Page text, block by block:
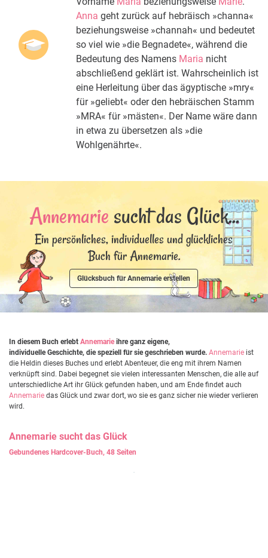
Anna geht zurück auf hebräisch »channa«
beziehungsweise »channah« und bedeutet
so viel wie »die Begnadete«, während die
Bedeutung des Namens Maria nicht
abschließend geklärt ist. Wahrscheinlich ist
eine Herleitung über das ägyptische »mry«
für »geliebt« oder den hebräischen Stamm
»MRA« für »mästen«. Der Name wäre dann
in etwa zu übersetzen als »die
Wohlgenährte«.
Annemarie sucht das Glück...
Ein persönliches, individuelles und glückliches
Buch für Annemarie.
Glücksbuch für Annemarie erstellen
In diesem Buch erlebt Annemarieihre ganz eigene,
individuelle Geschichte, die speziell für sie geschrieben wurde. Annemarie ist
die Heldin dieses Buches und erlebt Abenteuer, die eng mit ihrem Namen
verknüpft sind. Dabei begegnet sie vielen interessanten Menschen, die alle auf
unterschiedliche Art ihr Glück gefunden haben, und am Ende findet auch
Annemarie das Glück und zwar dort, wo sie es ganz sicher nie wieder verlieren
wird.
Annemarie sucht das Glück
Gebundenes Hardcover-Buch, 48 Seiten